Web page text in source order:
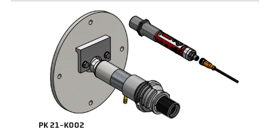
PK 21-K002